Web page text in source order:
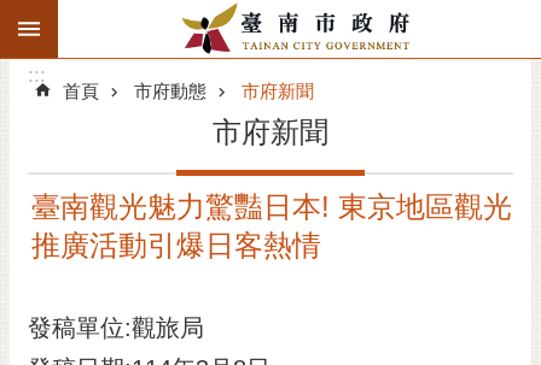
跳到主要內容區塊
搜
階
精彩府城
市府團隊
:::
:::
首頁 市府動態 市府新聞
市府新聞
臺南觀光魅力驚豔日本! 東京地區觀光
推廣活動引爆日客熱情
發稿單位:觀旅局